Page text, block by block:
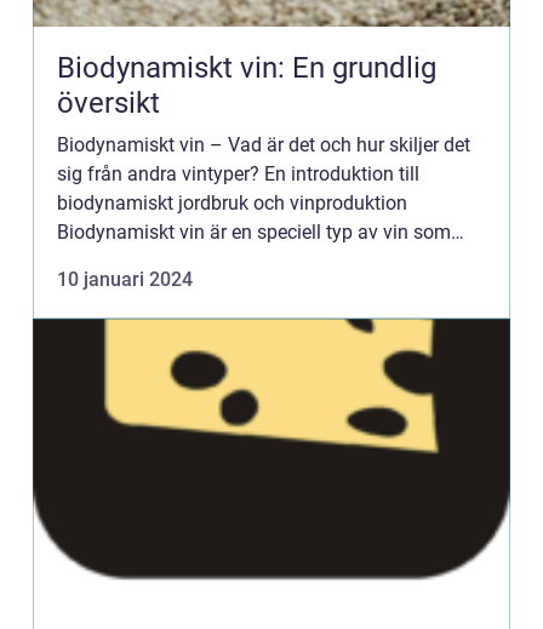
Biodynamiskt vin: En grundlig
översikt
Biodynamiskt vin – Vad är det och hur skiljer det
sig från andra vintyper? En introduktion till
biodynamiskt jordbruk och vinproduktion
Biodynamiskt vin är en speciell typ av vin som
vinodling. Biodyna...
10 januari 2024